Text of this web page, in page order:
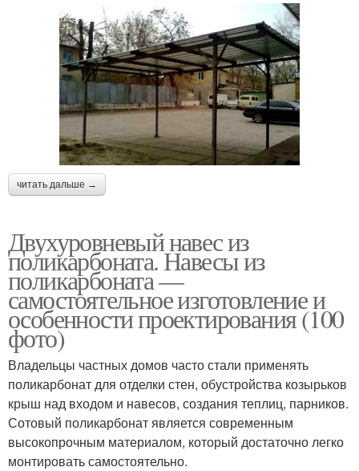
читать дальше →
Двухуровневый навес из
поликарбоната. Навесы из
поликарбоната —
самостоятельное изготовление и
особенности проектирования (100
фото)
Владельцы частных домов часто стали применять
поликарбонат для отделки стен, обустройства козырьков
крыш над входом и навесов, создания теплиц, парников.
Сотовый поликарбонат является современным
высокопрочным материалом, который достаточно легко
монтировать самостоятельно.